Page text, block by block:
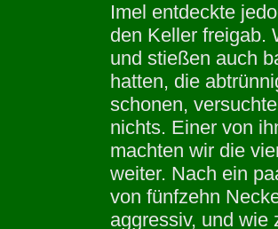
Imel entdeckte
den Keller freigab.
und stießen auch
hatten, die
schonen,
nichts. Einer von
machten wir die
weiter. Nach ein
von fünfzehn
aggressiv, und wie